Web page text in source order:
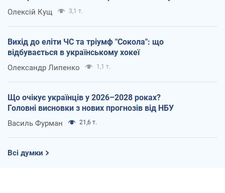
Олексій Кущ 3,1 т.
Вихід до еліти ЧС та тріумф "Сокола": що
відбувається в українському хокеї
Олександр Липенко 1,1 т.
Що очікує українців у 2026–2028 роках?
Головні висновки з нових прогнозів від НБУ
Василь Фурман 21,6 т.
Всі думки